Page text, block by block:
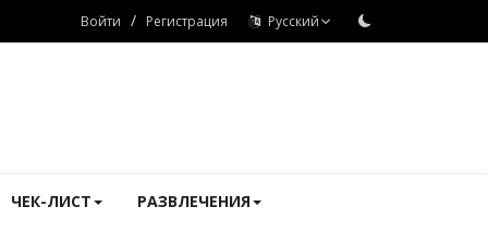
Войти / Регистрация Русский
ЧЕК-ЛИСТ РАЗВЛЕЧЕНИЯ